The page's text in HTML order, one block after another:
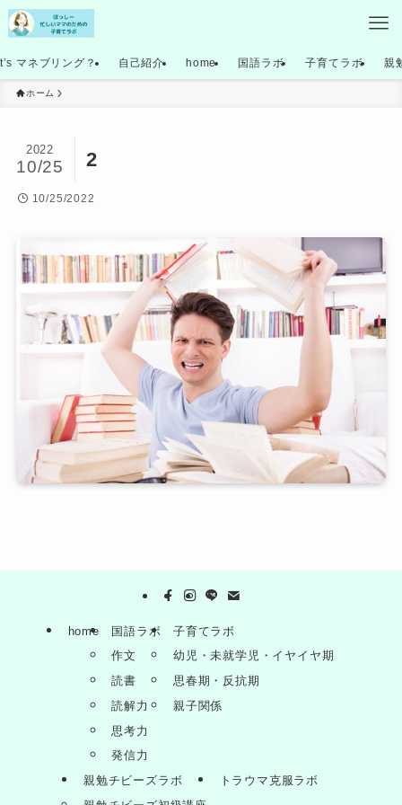
マネブリング？ 自己紹介 home 国語ラボ 子育てラボ 親
ホーム
2
2022
10/25
10/25/2022
home
国語ラボ
作文
読書
読解力
思考力
発信力
子育てラボ
幼児・未就学児・イヤイヤ期
思春期・反抗期
親子関係
親勉チビーズラボ
トラウマ克服ラボ